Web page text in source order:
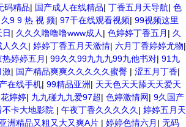
码精品| 国产成人在线精品| 丁香五月天导航| 色
久9 9 热 视 频| 97干在线观看视频| 99视频这里
| 久久久噜噜噜www成人 | 色婷婷丁香五月 | 久
久久 | 婷婷丁香五月天激情| 六月丁香婷婷尤物|
婷婷五月 | 99久久99九九九99九他书对| 91九
激| 国产精品爽爽久久久久久蜜臀 | 涩五月丁香|
在线手机| 99精品亚洲| 天天色天天舔天天爱天
婷婷| 九九碰九九爱97超| 色婷激情网| 9久国产
卡大地影院 | 午夜丁香久久久久久 | 婷婷五月天
亚洲精品又粗又大又爽A片 | 婷婷色情六月 | 无码